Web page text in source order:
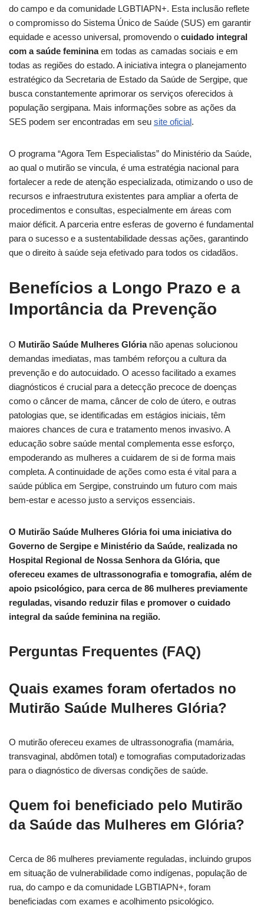
do campo e da comunidade LGBTIAPN+. Esta inclusão reflete
o compromisso do Sistema Único de Saúde (SUS) em garantir
equidade e acesso universal, promovendo o cuidado integral
com a saúde femininaem todas as camadas sociais e em
todas as regiões do estado. A iniciativa integra o planejamento
estratégico da Secretaria de Estado da Saúde de Sergipe, que
busca constantemente aprimorar os serviços oferecidos à
população sergipana. Mais informações sobre as ações da
SES podem ser encontradas em seu site oficial.
O programa “Agora Tem Especialistas” do Ministério da Saúde,
ao qual o mutirão se vincula, é uma estratégia nacional para
fortalecer a rede de atenção especializada, otimizando o uso de
recursos e infraestrutura existentes para ampliar a oferta de
procedimentos e consultas, especialmente em áreas com
maior déficit. A parceria entre esferas de governo é fundamental
para o sucesso e a sustentabilidade dessas ações, garantindo
que o direito à saúde seja efetivado para todos os cidadãos.
Benefícios a Longo Prazo e a
Importância da Prevenção
O Mutirão Saúde Mulheres Glórianão apenas solucionou
demandas imediatas, mas também reforçou a cultura da
prevenção e do autocuidado. O acesso facilitado a exames
diagnósticos é crucial para a detecção precoce de doenças
como o câncer de mama, câncer de colo de útero, e outras
patologias que, se identificadas em estágios iniciais, têm
maiores chances de cura e tratamento menos invasivo. A
educação sobre saúde mental complementa esse esforço,
empoderando as mulheres a cuidarem de si de forma mais
completa. A continuidade de ações como esta é vital para a
saúde pública em Sergipe, construindo um futuro com mais
bem-estar e acesso justo a serviços essenciais.
O Mutirão Saúde Mulheres Glória foi uma iniciativa do
Governo de Sergipe e Ministério da Saúde, realizada no
Hospital Regional de Nossa Senhora da Glória, que
ofereceu exames de ultrassonografia e tomografia, além de
apoio psicológico, para cerca de 86 mulheres previamente
reguladas, visando reduzir filas e promover o cuidado
integral da saúde feminina na região.
Perguntas Frequentes (FAQ)
Quais exames foram ofertados no
Mutirão Saúde Mulheres Glória?
O mutirão ofereceu exames de ultrassonografia (mamária,
transvaginal, abdômen total) e tomografias computadorizadas
para o diagnóstico de diversas condições de saúde.
Quem foi beneficiado pelo Mutirão
da Saúde das Mulheres em Glória?
Cerca de 86 mulheres previamente reguladas, incluindo grupos
em situação de vulnerabilidade como indígenas, população de
rua, do campo e da comunidade LGBTIAPN+, foram
beneficiadas com exames e acolhimento psicológico.